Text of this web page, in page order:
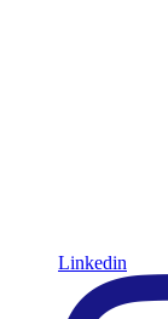
Linkedin